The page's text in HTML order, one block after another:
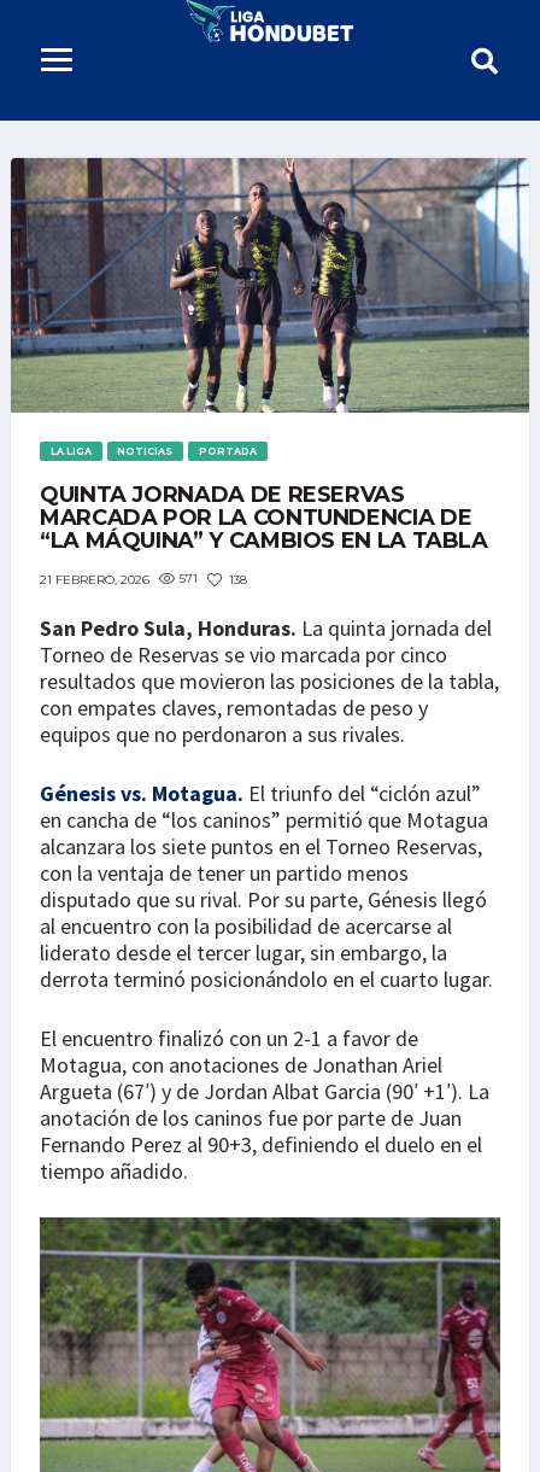
LA LIGA NOTICIAS PORTADA
QUINTA JORNADA DE RESERVAS
MARCADA POR LA CONTUNDENCIA DE
“LA MÁQUINA” Y CAMBIOS EN LA TABLA
21 FEBRERO, 2026 571 138
San Pedro Sula, Honduras. La quinta jornada del
Torneo de Reservas se vio marcada por cinco
resultados que movieron las posiciones de la tabla,
con empates claves, remontadas de peso y
equipos que no perdonaron a sus rivales.
Génesis vs. Motagua. El triunfo del “ciclón azul”
en cancha de “los caninos” permitió que Motagua
alcanzara los siete puntos en el Torneo Reservas,
con la ventaja de tener un partido menos
disputado que su rival. Por su parte, Génesis llegó
al encuentro con la posibilidad de acercarse al
liderato desde el tercer lugar, sin embargo, la
derrota terminó posicionándolo en el cuarto lugar.
El encuentro finalizó con un 2-1 a favor de
Motagua, con anotaciones de Jonathan Ariel
Argueta (67′) y de Jordan Albat Garcia (90′ +1′). La
anotación de los caninos fue por parte de Juan
Fernando Perez al 90+3, definiendo el duelo en el
tiempo añadido.